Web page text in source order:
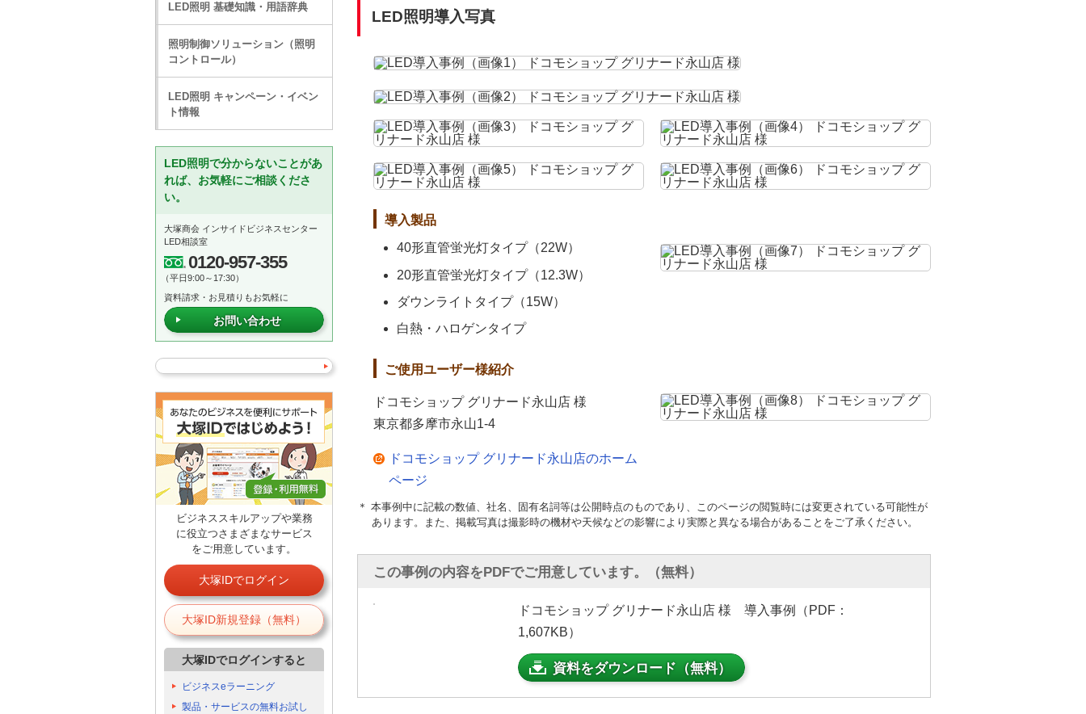
LED照明導入写真
導入製品
40形直管蛍光灯タイプ（22W）
20形直管蛍光灯タイプ（12.3W）
ダウンライトタイプ（15W）
白熱・ハロゲンタイプ
ご使用ユーザー様紹介
ドコモショップ グリナード永山店 様
東京都多摩市永山1-4
ドコモショップ グリナード永山店のホーム
ページ
＊ 本事例中に記載の数値、社名、固有名詞等は公開時点のものであり、このページの閲覧時には変更されている可能性が
あります。また、掲載写真は撮影時の機材や天候などの影響により実際と異なる場合があることをご了承ください。
この事例の内容をPDFでご用意しています。（無料）
ドコモショップ グリナード永山店 様 導入事例（PDF：
1,607KB）
資料をダウンロード（無料）
LED照明 基礎知識・用語辞典
照明制御ソリューション（照明
コントロール）
LED照明 キャンペーン・イベン
ト情報
LED照明で分からないことがあ
れば、お気軽にご相談くださ
い。
大塚商会 インサイドビジネスセンター
LED相談室
0120-957-355
（平日9:00～17:30）
資料請求・お見積りもお気軽に
お問い合わせ
ビジネススキルアップや業務
に役立つさまざまなサービス
をご用意しています。
大塚IDでログイン
大塚ID新規登録（無料）
大塚IDでログインすると
ビジネスeラーニング
製品・サービスの無料お試し